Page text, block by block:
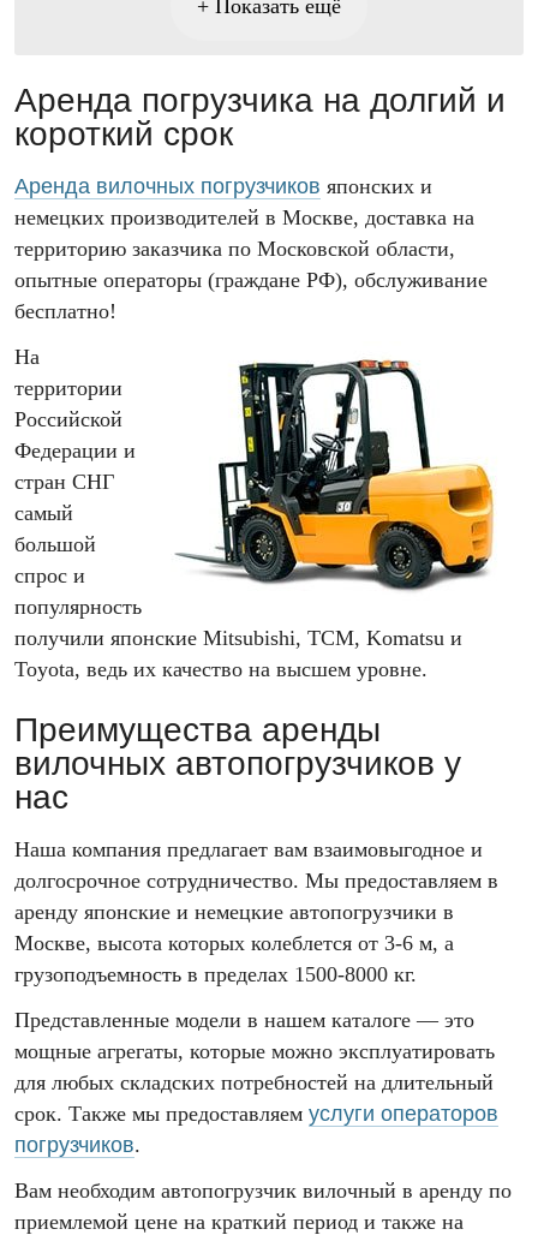
+ Показать ещё
Аренда погрузчика на долгий и
короткий срок
Аренда вилочных погрузчиков японских и
немецких производителей в Москве, доставка на
территорию заказчика по Московской области,
опытные операторы (граждане РФ), обслуживание
бесплатно!
На
территории
Российской
Федерации и
стран СНГ
самый
большой
спрос и
популярность
получили японские Mitsubishi, TCM, Komatsu и
Toyota, ведь их качество на высшем уровне.
Преимущества аренды
вилочных автопогрузчиков у
нас
Наша компания предлагает вам взаимовыгодное и
долгосрочное сотрудничество. Мы предоставляем в
аренду японские и немецкие автопогрузчики в
Москве, высота которых колеблется от 3-6 м, а
грузоподъемность в пределах 1500-8000 кг.
Представленные модели в нашем каталоге — это
мощные агрегаты, которые можно эксплуатировать
для любых складских потребностей на длительный
срок. Также мы предоставляем услуги операторов
погрузчиков.
Вам необходим автопогрузчик вилочный в аренду по
приемлемой цене на краткий период и также на